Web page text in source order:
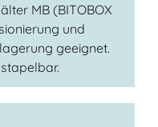
MB (BITOBOX
und
geeignet.